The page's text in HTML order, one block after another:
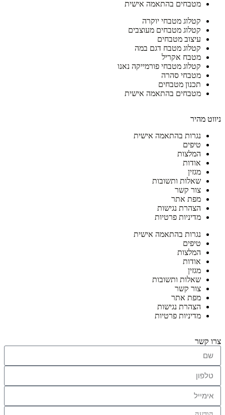
מטבחים בהתאמה אישית
קטלוג מטבחי יוקרה
קטלוג מטבחים מעוצבים
עיצוב מטבחים
קטלוג מטבח דגם במה
מטבח אקריל
קטלוג מטבחי פורמייקה נאנו
מטבחי סהרה
תכנון מטבחים
מטבחים בהתאמה אישית
ניווט מהיר
נגרות בהתאמה אישית
טיפים
המלצות
אודות
מגזין
שאלות ותשובות
צור קשר
מפת אתר
הצהרת נגישות
מדיניות פרטיות
נגרות בהתאמה אישית
טיפים
המלצות
אודות
מגזין
שאלות ותשובות
צור קשר
מפת אתר
הצהרת נגישות
מדיניות פרטיות
צרו קשר